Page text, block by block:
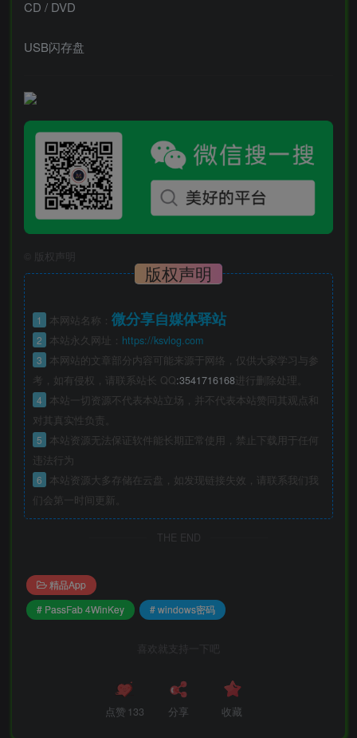
CD / DVD
USB闪存盘
版权声明
版权声明
1 本网站名称： 微分享自媒体驿站
2 本站永久网址： https://ksvlog.com
3
本网站的文章部分内容可能来源于网络，仅供大家学习与参
考，如有侵权，请联系站长 QQ:3541716168进行删除处理。
4
本站一切资源不代表本站立场，并不代表本站赞同其观点和
对其真实性负责。
5
本站资源无法保证软件能长期正常使用，禁止下载用于任何
违法行为
6
本站资源大多存储在云盘，如发现链接失效，请联系我们我
们会第一时间更新。
THE END
精品App
# PassFab 4WinKey
# windows密码
喜欢就支持一下吧
点赞 133 分享 收藏